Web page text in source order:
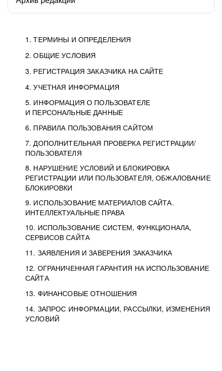
1. ТЕРМИНЫ И ОПРЕДЕЛЕНИЯ
2. ОБЩИЕ УСЛОВИЯ
3. РЕГИСТРАЦИЯ ЗАКАЗЧИКА НА САЙТЕ
4. УЧЕТНАЯ ИНФОРМАЦИЯ
5. ИНФОРМАЦИЯ О ПОЛЬЗОВАТЕЛЕ
И ПЕРСОНАЛЬНЫЕ ДАННЫЕ
6. ПРАВИЛА ПОЛЬЗОВАНИЯ САЙТОМ
7. ДОПОЛНИТЕЛЬНАЯ ПРОВЕРКА РЕГИСТРАЦИИ/
ПОЛЬЗОВАТЕЛЯ
8. НАРУШЕНИЕ УСЛОВИЙ И БЛОКИРОВКА
РЕГИСТРАЦИИ ИЛИ ПОЛЬЗОВАТЕЛЯ, ОБЖАЛОВАНИЕ
БЛОКИРОВКИ
9. ИСПОЛЬЗОВАНИЕ МАТЕРИАЛОВ САЙТА.
ИНТЕЛЛЕКТУАЛЬНЫЕ ПРАВА
10. ИСПОЛЬЗОВАНИЕ СИСТЕМ, ФУНКЦИОНАЛА,
СЕРВИСОВ САЙТА
11. ЗАЯВЛЕНИЯ И ЗАВЕРЕНИЯ ЗАКАЗЧИКА
12. ОГРАНИЧЕННАЯ ГАРАНТИЯ НА ИСПОЛЬЗОВАНИЕ
САЙТА
13. ФИНАНСОВЫЕ ОТНОШЕНИЯ
14. ЗАПРОС ИНФОРМАЦИИ, РАССЫЛКИ, ИЗМЕНЕНИЯ
УСЛОВИЙ